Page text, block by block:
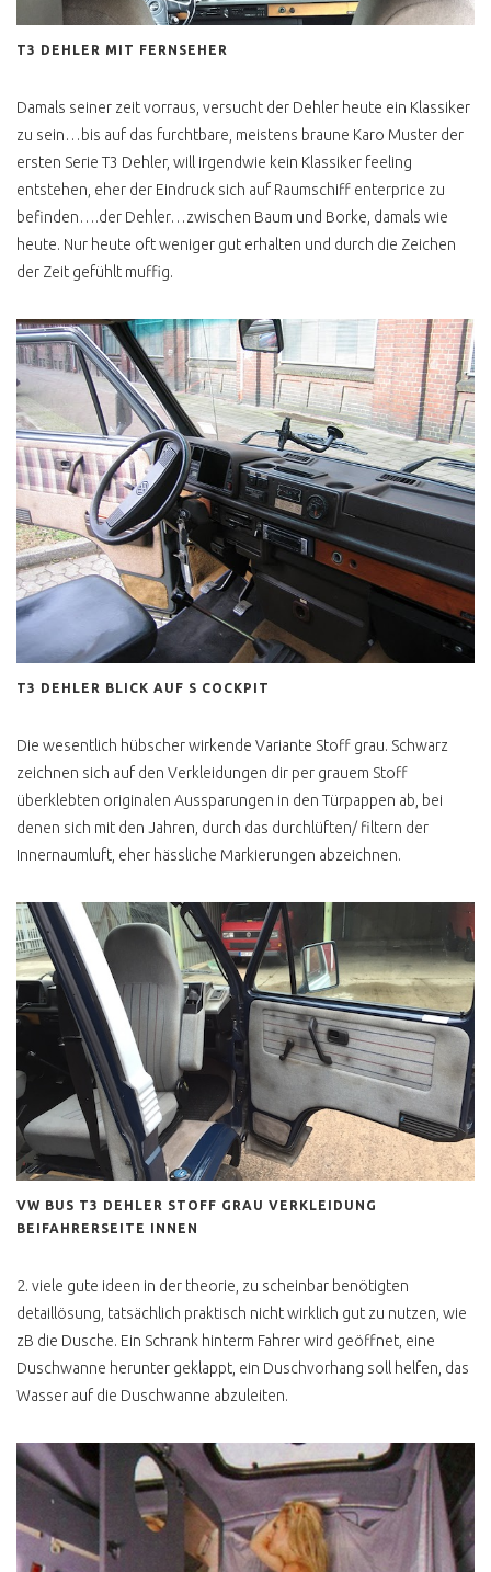
ERHALTEN
BUSCHECKER
T3 ANZEIGE UND
T3 KAUFBERATUNG BIS
1986
T3 KAUFBERATUNG AB
T3 PORSCHE BUS B32
T3 SYNCRO 16 ZOLL
T3 FALTDACHCAMPER
JOKER
DOPPELKABINE PRITSCHE
DEHLER
FAKE WESTI T3
BLUE STAR
LAST LIMITED EDITION
MULTIVAN VERKACKT
T3 K800 SPAR TARIF
POSTI CAMPER TÜV NEU
T3 HYPE HÖCHSTPREISE
T3 DIESEL ODER
BENZINER KAUFEN ?
T3 DIESEL KAUFEN ?
T3 BOXER WASSER
GEKUEHLT ?
T3 BOXER LUFT
GEKUEHLT ?
T3 SYNCRO BERATUNG
T3 SYNCRO
KAUFBERATUNG
KAUFBERATUNG
T3 SYNCRO TÜV NEU
VISCO VS
ABSCHALTALLRAD
DOPPELKABINE 2.1 WBX
T3 SYNCRO
RESTAURATION
T3 SYNCRO EINFUHR
T3 DEHLER MIT FERNSEHER
Damals seiner zeit vorraus, versucht der Dehler heute ein Klassiker
zu sein…bis auf das furchtbare, meistens braune Karo Muster der
ersten Serie T3 Dehler, will irgendwie kein Klassiker feeling
entstehen, eher der Eindruck sich auf Raumschiff enterprice zu
befinden….der Dehler…zwischen Baum und Borke, damals wie
heute. Nur heute oft weniger gut erhalten und durch die Zeichen
der Zeit gefühlt muffig.
T3 DEHLER BLICK AUF S COCKPIT
Die wesentlich hübscher wirkende Variante Stoff grau. Schwarz
zeichnen sich auf den Verkleidungen dir per grauem Stoff
überklebten originalen Aussparungen in den Türpappen ab, bei
denen sich mit den Jahren, durch das durchlüften/ filtern der
Innernaumluft, eher hässliche Markierungen abzeichnen.
VW BUS T3 DEHLER STOFF GRAU VERKLEIDUNG
BEIFAHRERSEITE INNEN
2. viele gute ideen in der theorie, zu scheinbar benötigten
detaillösung, tatsächlich praktisch nicht wirklich gut zu nutzen, wie
zB die Dusche. Ein Schrank hinterm Fahrer wird geöffnet, eine
Duschwanne herunter geklappt, ein Duschvorhang soll helfen, das
Wasser auf die Duschwanne abzuleiten.